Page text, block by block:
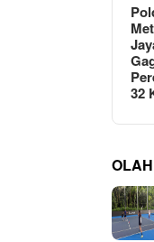
32